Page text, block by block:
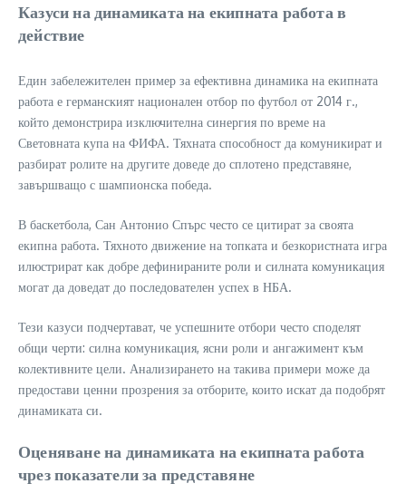
Казуси на динамиката на екипната работа в
действие
Един забележителен пример за ефективна динамика на екипната
работа е германският национален отбор по футбол от 2014 г.,
който демонстрира изключителна синергия по време на
Световната купа на ФИФА. Тяхната способност да комуникират и
разбират ролите на другите доведе до сплотено представяне,
завършващо с шампионска победа.
В баскетбола, Сан Антонио Спърс често се цитират за своята
екипна работа. Тяхното движение на топката и безкористната игра
илюстрират как добре дефинираните роли и силната комуникация
могат да доведат до последователен успех в НБА.
Тези казуси подчертават, че успешните отбори често споделят
общи черти: силна комуникация, ясни роли и ангажимент към
колективните цели. Анализирането на такива примери може да
предостави ценни прозрения за отборите, които искат да подобрят
динамиката си.
Оценяване на динамиката на екипната работа
чрез показатели за представяне